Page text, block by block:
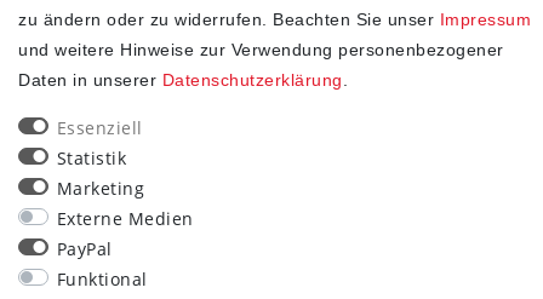
Vertrag widerrufen
STAY CONNECTED
zu ändern oder zu widerrufen. Beachten Sie unser Impressum
und weitere Hinweise zur Verwendung personenbezogener
Daten in unserer Daten­schutz­erklärung
Essenziell
Statistik
Marketing
Externe Medien
PayPal
Funktional